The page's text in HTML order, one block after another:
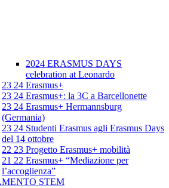
2024 ERASMUS DAYS
celebration at Leonardo
23 24 Erasmus+
23 24 Erasmus+: la 3C a Barcellonette
23 24 Erasmus+ Hermannsburg
(Germania)
23 24 Studenti Erasmus agli Erasmus Days
del 14 ottobre
22 23 Progetto Erasmus+ mobilità
21 22 Erasmus+ “Mediazione per
l’accoglienza”
STEM